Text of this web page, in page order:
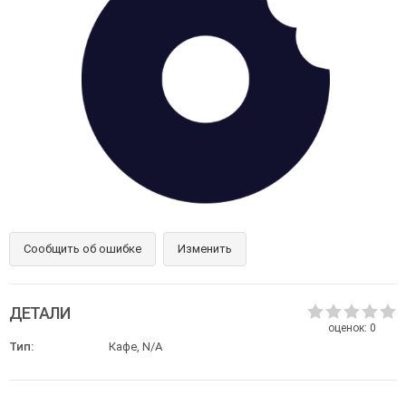
Сообщить об ошибке Изменить
оценок: 0
ДЕТАЛИ
Тип: Кафе, N/A